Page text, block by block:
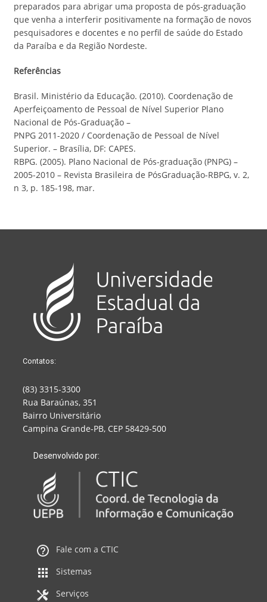
preparados para abrigar uma proposta de pós-graduação
que venha a interferir positivamente na formação de novos
pesquisadores e docentes e no perfil de saúde do Estado
da Paraíba e da Região Nordeste.
Referências
Brasil. Ministério da Educação. (2010). Coordenação de
Aperfeiçoamento de Pessoal de Nível Superior Plano
Nacional de Pós-Graduação –
PNPG 2011-2020 / Coordenação de Pessoal de Nível
Superior. – Brasília, DF: CAPES.
RBPG. (2005). Plano Nacional de Pós-graduação (PNPG) –
2005-2010 – Revista Brasileira de PósGraduação-RBPG, v. 2,
n 3, p. 185-198, mar.
Contatos:
(83) 3315-3300
Rua Baraúnas, 351
Bairro Universitário
Campina Grande-PB, CEP 58429-500
Desenvolvido por:
Fale com a CTIC
Sistemas
Serviços